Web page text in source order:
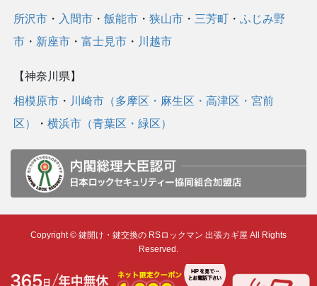
所沢市 ・ 入間市 ・飯能市 ・狭山市 ・三芳町 ・ふじみ野
市 ・ 新座市 ・富士見市 ・ 川越市
【神奈川県】
相模原市 ・ 川崎市（多摩区・麻生区・高津区・宮前
区）
・横浜市（青葉区・緑区）
Copyright © 鍵開け・鍵交換の RSロックマン 出張カギ屋 All Rights
Reserved.